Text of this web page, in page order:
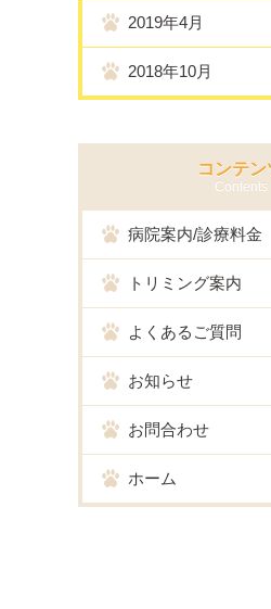
2019年4月
2018年10月
コンテン
Contents
病院案内/診療料金
トリミング案内
よくあるご質問
お知らせ
お問合わせ
ホーム